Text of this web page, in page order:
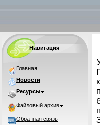
Навигация
Главная
Новости
Ресурсы
Файловый архив
Обратная связь